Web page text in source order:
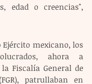
edad o creencias",
Ejército mexicano, los
ahora a
Fiscalía General de
patrullaban en